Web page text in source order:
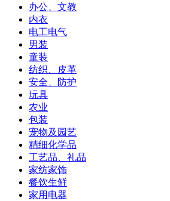
办公、文教
内衣
电工电气
男装
童装
纺织、皮革
安全、防护
玩具
农业
包装
宠物及园艺
精细化学品
工艺品、礼品
家纺家饰
餐饮生鲜
家用电器